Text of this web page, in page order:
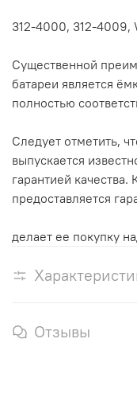
312-4000, 312-4009,
Существенной
батареи является
полностью
Следует отметить,
выпускается
гарантией
предоставляется
делает ее покупку
Отзывы